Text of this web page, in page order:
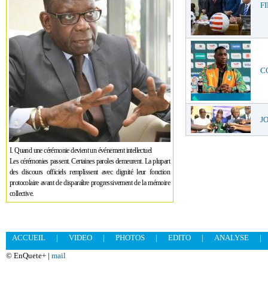
I. Quand une cérémonie devient un événement intellectuel
Les cérémonies passent. Certaines paroles demeurent. La plupart
des discours officiels remplissent avec dignité leur fonction
protocolaire avant de disparaître progressivement de la mémoire
collective.
ACCUEIL | VIDEO | PHOTOS | EDITO | ANALYSE
|
© EnQuete+ | mail